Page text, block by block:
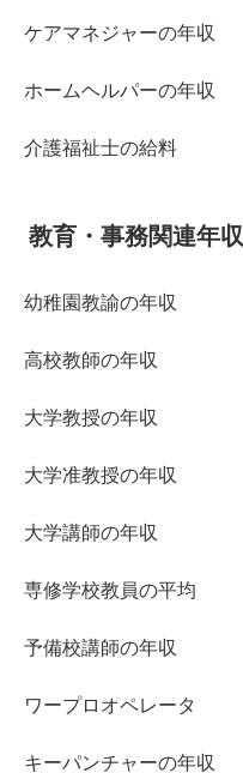
ケアマネジャーの年収
ホームヘルパーの年収
介護福祉士の給料
教育・事務関連年収
幼稚園教諭の年収
高校教師の年収
大学教授の年収
大学准教授の年収
大学講師の年収
専修学校教員の平均
予備校講師の年収
ワープロオペレータ
キーパンチャーの年収